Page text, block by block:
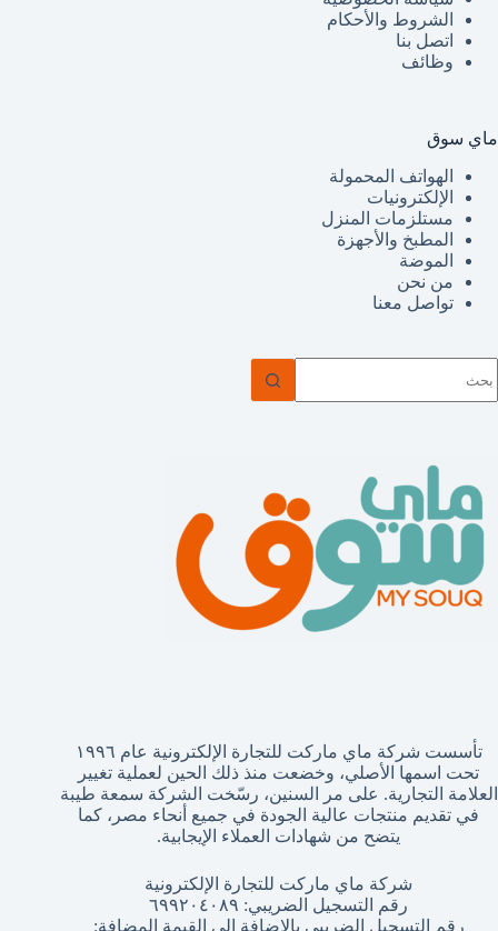
الشروط والأحكام
اتصل بنا
وظائف
ماي سوق
الهواتف المحمولة
الإلكترونيات
مستلزمات المنزل
المطبخ والأجهزة
الموضة
من نحن
تواصل معنا
توجد
تأسست شركة ماي ماركت للتجارة الإلكترونية عام ١٩٩٦
تحت اسمها الأصلي، وخضعت منذ ذلك الحين لعملية تغيير
العلامة التجارية. على مر السنين، رسّخت الشركة سمعة طيبة
في تقديم منتجات عالية الجودة في جميع أنحاء مصر، كما
يتضح من شهادات العملاء الإيجابية.
شركة ماي ماركت للتجارة الإلكترونية
رقم التسجيل الضريبي: ٦٩٩٢٠٤٠٨٩
رقم التسجيل الضريبي بالإضافة إلى القيمة المضافة: